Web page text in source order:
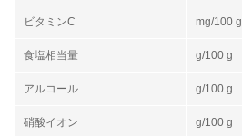
ビタミンC mg/100 g
食塩相当量 g/100 g
アルコール g/100 g
硝酸イオン g/100 g